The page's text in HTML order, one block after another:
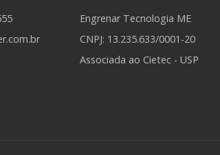
Engrenar Tecnologia ME
CNPJ: 13.235.633/0001-20
Associada ao Cietec - USP